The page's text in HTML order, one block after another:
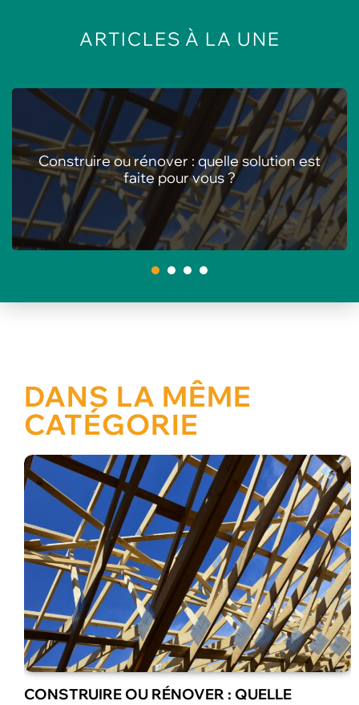
ARTICLES À LA UNE
Les meilleures animations pour centres de
loisirs en été
DANS LA MÊME
CATÉGORIE
LES MEILLEURES ANIMATIONS POUR